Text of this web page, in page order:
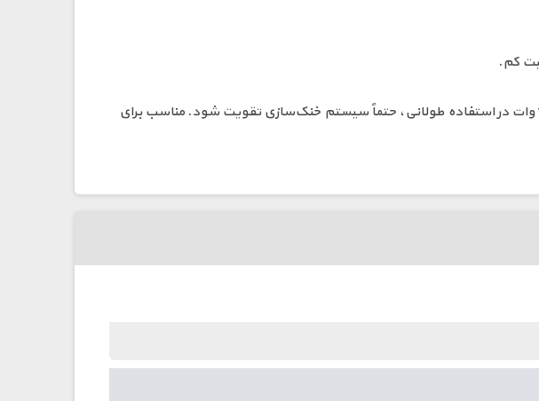
استفاده مداوم بالای 200 وات نیاز به تهویه و فن خنک‌کننده دارد. برای توان‌های بالای 100 وات در استفاده طولانی، حتماً سیستم خنک‌سازی تقویت شود. مناسب برای